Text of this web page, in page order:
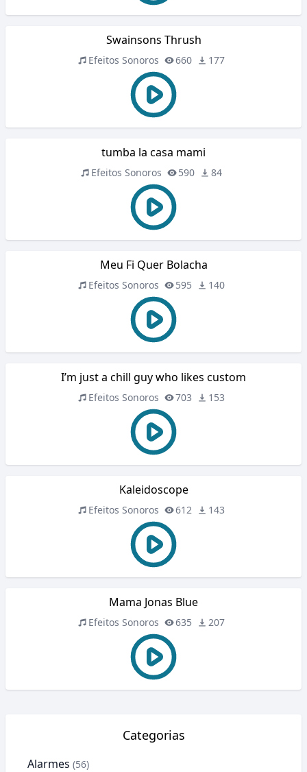
Swainsons Thrush
Efeitos Sonoros 660 177
tumba la casa mami
Efeitos Sonoros 590 84
Meu Fi Quer Bolacha
Efeitos Sonoros 595 140
I’m just a chill guy who likes custom
Efeitos Sonoros 703 153
Kaleidoscope
Efeitos Sonoros 612 143
Mama Jonas Blue
Efeitos Sonoros 635 207
Categorias
Alarmes (56)